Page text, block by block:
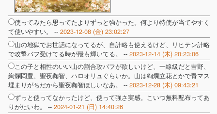
使ってみたら思ってたよりずっと強かった。何より特使が当てやすく
て使いやすい。 -- 2023-12-08 (金) 23:02:27
山の地獄でお世話になってるが、自計略も使えるけど、リヒテン計略
で攻撃バフ受けてる時が最も輝いてる。 -- 2023-12-14 (木) 20:23:06
この子と相性のいい山の割合攻バフが欲しいけど、一線級だと吉野、
絢爛岡豊、聖夜鞠智、ハロオリュぐらいか。山は絢爛立花とかで青マス
埋まりがちだから聖夜鞠智ほしいなあ。 -- 2023-12-28 (木) 09:43:21
ずっと使ってなかったけど、使って強さ実感。こいつ無料配布ってあ
りがたいわ。 -- 2024-01-21 (日) 14:40:26